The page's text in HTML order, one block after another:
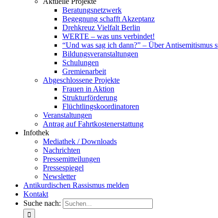
Beratungsnetzwerk
Begegnung schafft Akzeptanz
Drehkreuz Vielfalt Berlin
WERTE – was uns verbindet!
“Und was sag ich dann?” – Über Antisemitismus
Bildungsveranstaltungen
Schulungen
Gremienarbeit
Abgeschlossene Projekte
Frauen in Aktion
Strukturförderung
Flüchtlingskoordinatoren
Veranstaltungen
Antrag auf Fahrtkostenerstattung
Infothek
Mediathek / Downloads
Nachrichten
Pressemitteilungen
Pressespiegel
Newsletter
Antikurdischen Rassismus melden
Kontakt
Suche nach: